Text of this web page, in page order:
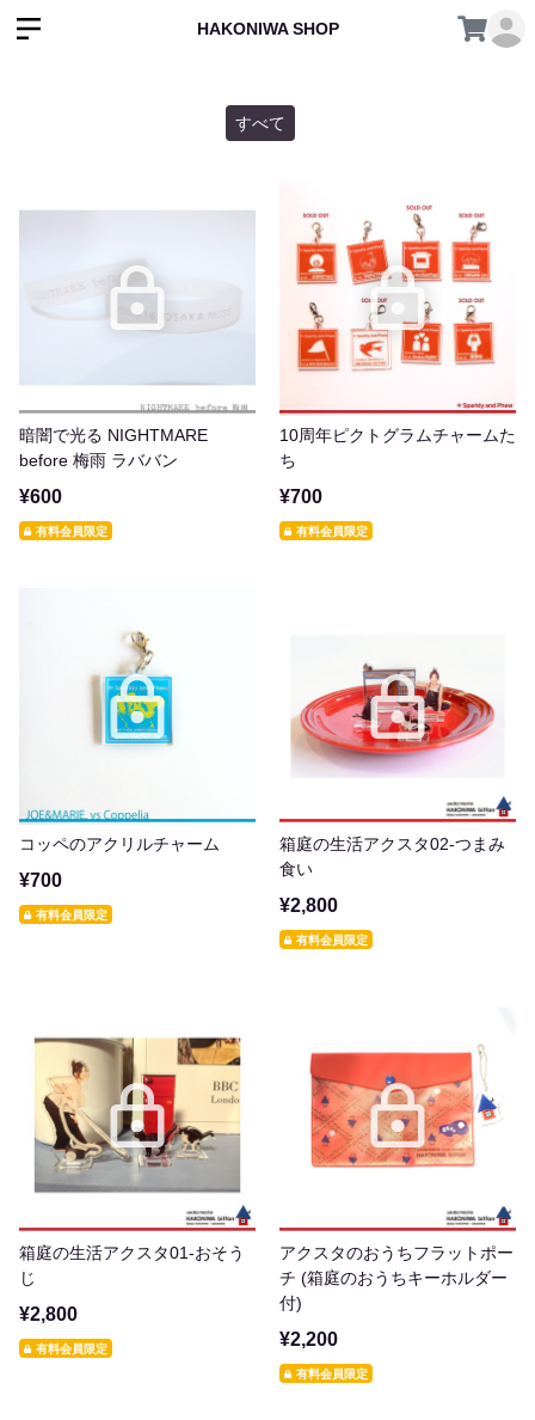
HAKONIWA SHOP
すべて
暗闇で光る NIGHTMARE
before 梅雨 ラババン
¥600
有料会員限定
10周年ピクトグラムチャームた
ち
¥700
有料会員限定
コッペのアクリルチャーム
¥700
有料会員限定
箱庭の生活アクスタ02-つまみ
食い
¥2,800
有料会員限定
箱庭の生活アクスタ01-おそう
じ
¥2,800
有料会員限定
アクスタのおうちフラットポー
チ (箱庭のおうちキーホルダー
付)
¥2,200
有料会員限定